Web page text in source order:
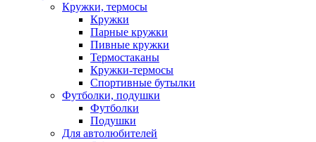
Кружки, термосы
Кружки
Парные кружки
Пивные кружки
Термостаканы
Кружки-термосы
Спортивные бутылки
Футболки, подушки
Футболки
Подушки
Для автолюбителей